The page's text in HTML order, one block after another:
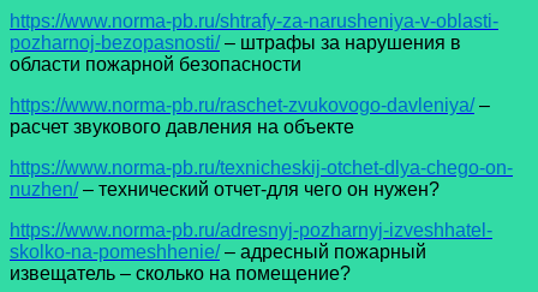
https://www.norma-pb.ru/shtrafy-za-narusheniya-v-oblasti-
pozharnoj-bezopasnosti/– штрафы за нарушения в
области пожарной безопасности
https://www.norma-pb.ru/raschet-zvukovogo-davleniya/–
расчет звукового давления на объекте
https://www.norma-pb.ru/texnicheskij-otchet-dlya-chego-on-
nuzhen/– технический отчет-для чего он нужен?
https://www.norma-pb.ru/adresnyj-pozharnyj-izveshhatel-
skolko-na-pomeshhenie/– адресный пожарный
извещатель – сколько на помещение?